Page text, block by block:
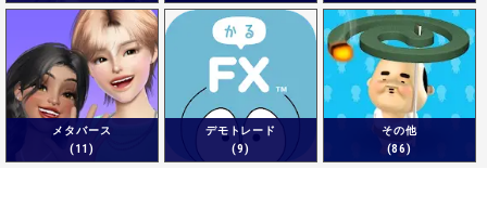
メタバース
(11)
デモトレード
(9)
その他
(86)